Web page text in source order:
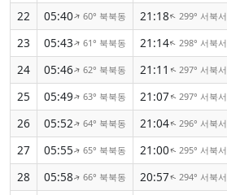
22
05:40↑60° 북북동 21:18↑299° 서북서
23
05:43↑61° 북북동 21:14↑298° 서북서
24
05:46↑62° 북북동 21:11 ↑297° 서북서
25
05:49↑63° 북북동 21:07↑297° 서북서
26
05:52↑64° 북북동 21:04↑296° 서북서
27
05:55↑65° 북북동 21:00↑295° 서북서
28
05:58↑66° 북북동 20:57↑294° 서북서